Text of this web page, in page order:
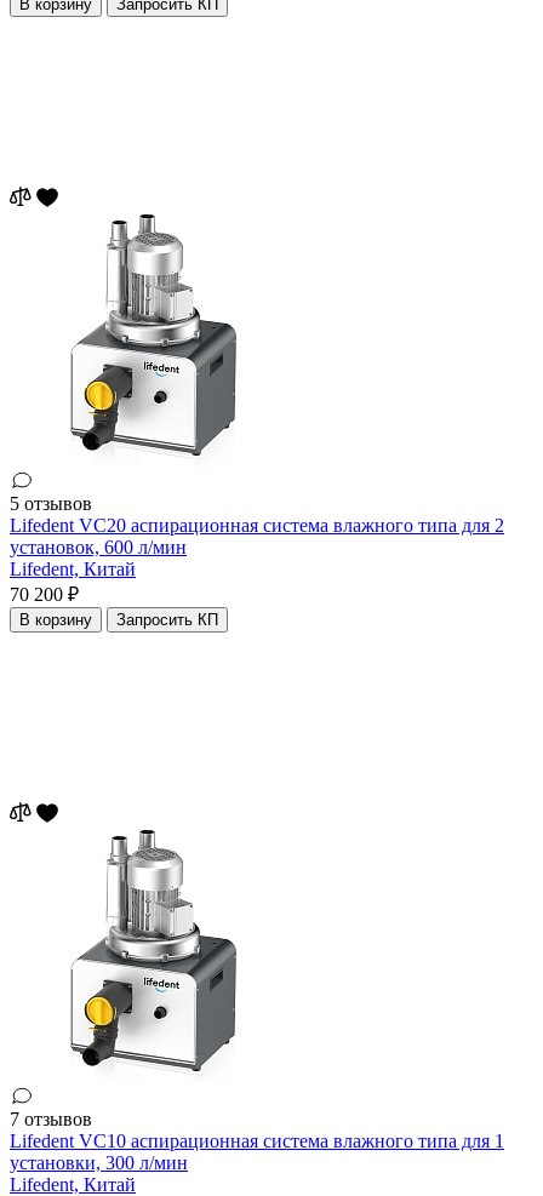
В корзину Запросить КП
5 отзывов
Lifedent VC20 аспирационная система влажного типа для 2
установок, 600 л/мин
Lifedent, Китай
70 200 ₽
В корзину Запросить КП
7 отзывов
Lifedent VC10 аспирационная система влажного типа для 1
установки, 300 л/мин
Lifedent, Китай